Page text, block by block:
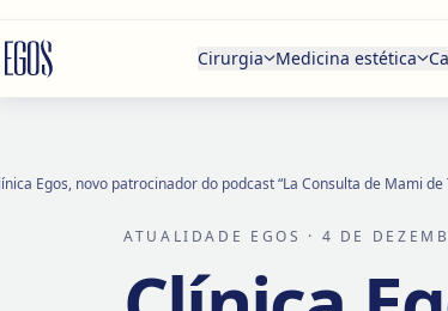
Cirurgia Medicina estética
Egos, novo patrocinador do podcast “La Consulta de Mami de
ATUALIDADE EGOS · 4 DE